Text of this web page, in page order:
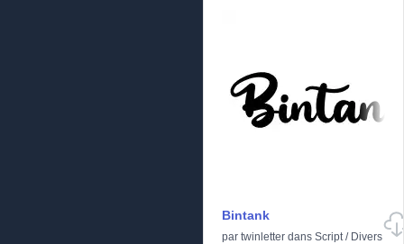
Bintank
par twinletter dans Script/ Divers